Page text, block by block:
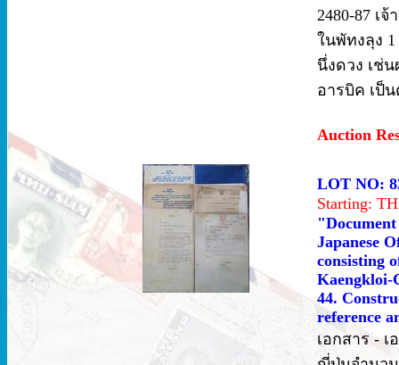
2480-87 เ
ในพัทงลุง
นึ่งดวง เช่น
อารบิค เป็
Auction
LOT NO:
Starting:
Japanese
consisting
Kaengkloi-
44.
reference
เอกสาร -